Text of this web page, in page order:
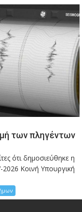
των πληγέντων
ότι δημοσιεύθηκε η
Κοινή Υπουργική